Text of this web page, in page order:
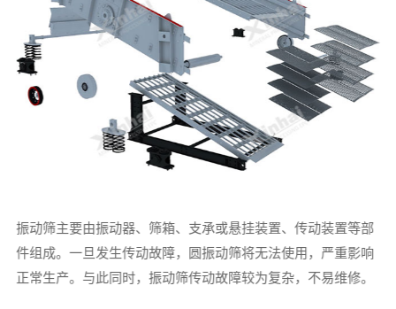
振动筛主要由振动器、筛箱、支承或悬挂装置、传动装置等部
件组成。一旦发生传动故障，圆振动筛将无法使用，严重影响
正常生产。与此同时，振动筛传动故障较为复杂，不易维修。